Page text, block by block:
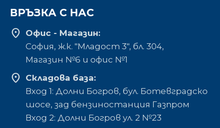
ВРЪЗКА С НАС
location_on
Офис - Магазин:
София, ж.к. "Младост 3", бл. 304,
Mагазин №6 и офис №1
location_on
Складова база:
Вход 1: Долни Богров, бул. Ботевградско
шосе, зад бензиностанция Газпром
Вход 2: Долни Богров ул. 2 №23